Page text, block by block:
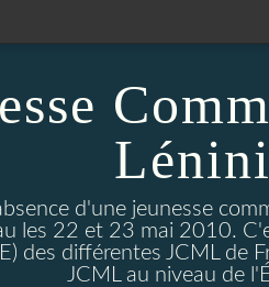
d'une jeunesse
les 22 et 23 mai 2010.
des différentes JCML de
JCML au niveau de